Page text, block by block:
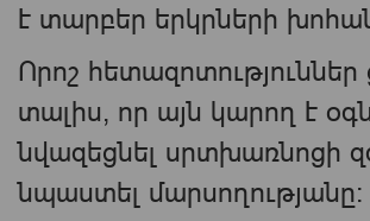
է տարբեր երկրների
Որոշ հետազոտություններ
տալիս, որ այն կարող է
նվազեցնել սրտխառնոցի
նպաստել մարսողությանը։